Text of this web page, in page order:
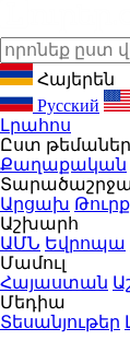
Հայերեն
Русский
Լրահոս
Ըստ
Քաղաքական
Արցախ
Աշխարհ
ԱՄՆ Եվրոպա
Մամուլ
Հայաստան
Մեդիա
Տեսանյութեր